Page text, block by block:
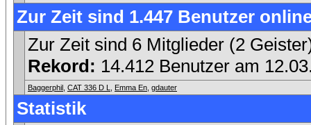
Zur Zeit sind 1.447 Benutzer
Zur Zeit sind 6 Mitglieder (2
Rekord: 14.412 Benutzer am
Baggerphil CAT 336 D L Emma En gdauter
Statistik